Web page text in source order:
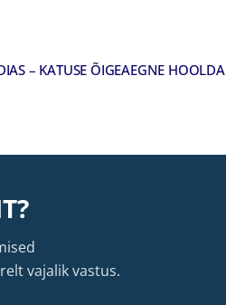
– KATUSE ÕIGEAEGNE
vajalik vastus.